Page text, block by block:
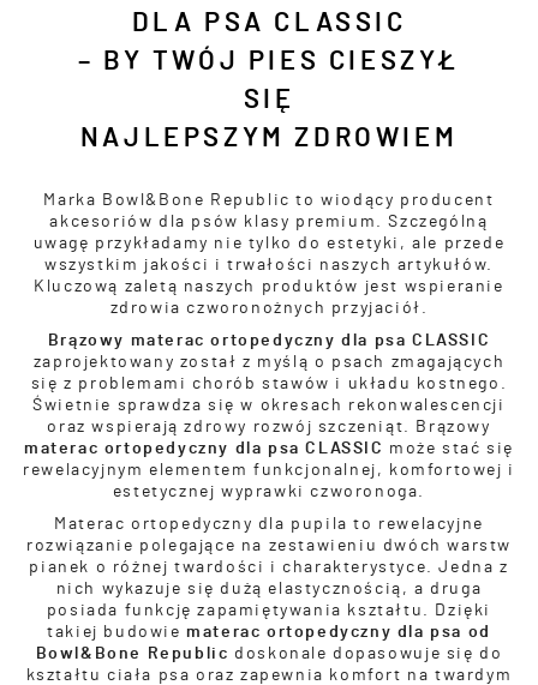
DLA PSA CLASSIC
– BY TWÓJ PIES CIESZYŁ
SIĘ
NAJLEPSZYM ZDROWIEM
Marka Bowl&Bone Republic to wiodący producent
akcesoriów dla psów klasy premium. Szczególną
uwagę przykładamy nie tylko do estetyki, ale przede
wszystkim jakości i trwałości naszych artykułów.
Kluczową zaletą naszych produktów jest wspieranie
zdrowia czworonożnych przyjaciół.
Brązowy materac ortopedyczny dla psa CLASSIC
zaprojektowany został z myślą o psach zmagających
się z problemami chorób stawów i układu kostnego.
Świetnie sprawdza się w okresach rekonwalescencji
oraz wspierają zdrowy rozwój szczeniąt. Brązowy
materac ortopedyczny dla psa CLASSIC może stać się
rewelacyjnym elementem funkcjonalnej, komfortowej i
estetycznej wyprawki czworonoga.
Materac ortopedyczny dla pupila to rewelacyjne
rozwiązanie polegające na zestawieniu dwóch warstw
pianek o różnej twardości i charakterystyce. Jedna z
nich wykazuje się dużą elastycznością, a druga
posiada funkcję zapamiętywania kształtu. Dzięki
takiej budowiematerac ortopedyczny dla psa od
Bowl&Bone Republic doskonale dopasowuje się do
kształtu ciała psa oraz zapewnia komfort na twardym